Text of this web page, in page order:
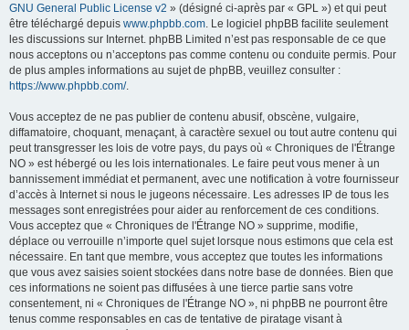
GNU General Public License v2 » (désigné ci-après par « GPL ») et qui peut
être téléchargé depuis www.phpbb.com . Le logiciel phpBB facilite seulement
les discussions sur Internet. phpBB Limited n’est pas responsable de ce que
nous acceptons ou n’acceptons pas comme contenu ou conduite permis. Pour
de plus amples informations au sujet de phpBB, veuillez consulter :
https://www.phpbb.com/.
Vous acceptez de ne pas publier de contenu abusif, obscène, vulgaire,
diffamatoire, choquant, menaçant, à caractère sexuel ou tout autre contenu qui
peut transgresser les lois de votre pays, du pays où « Chroniques de l'Étrange
NO » est hébergé ou les lois internationales. Le faire peut vous mener à un
bannissement immédiat et permanent, avec une notification à votre fournisseur
d’accès à Internet si nous le jugeons nécessaire. Les adresses IP de tous les
messages sont enregistrées pour aider au renforcement de ces conditions.
Vous acceptez que « Chroniques de l'Étrange NO » supprime, modifie,
déplace ou verrouille n’importe quel sujet lorsque nous estimons que cela est
nécessaire. En tant que membre, vous acceptez que toutes les informations
que vous avez saisies soient stockées dans notre base de données. Bien que
ces informations ne soient pas diffusées à une tierce partie sans votre
consentement, ni « Chroniques de l'Étrange NO », ni phpBB ne pourront être
tenus comme responsables en cas de tentative de piratage visant à